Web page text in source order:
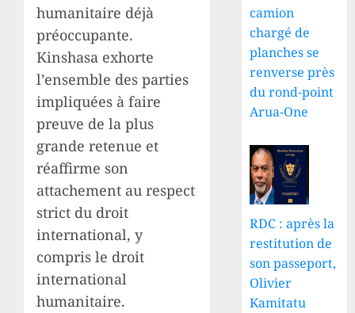
humanitaire déjà
préoccupante.
Kinshasa exhorte
l’ensemble des parties
impliquées à faire
preuve de la plus
grande retenue et
réaffirme son
attachement au respect
strict du droit
international, y
compris le droit
international
humanitaire.
camion
chargé de
planches se
renverse près
du rond-point
Arua-One
RDC : après la
restitution de
son passeport,
Olivier
Kamitatu